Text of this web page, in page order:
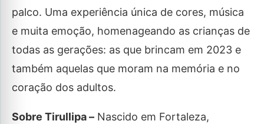
palco. Uma experiência única de cores, música
e muita emoção, homenageando as crianças de
todas as gerações: as que brincam em 2023 e
também aquelas que moram na memória e no
coração dos adultos.
Sobre Tirullipa – Nascido em Fortaleza,